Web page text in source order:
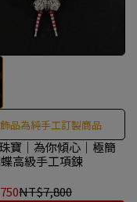
品為純手工訂製商品
寶｜為你傾心｜極簡
高級手工項鍊
NT$7,800